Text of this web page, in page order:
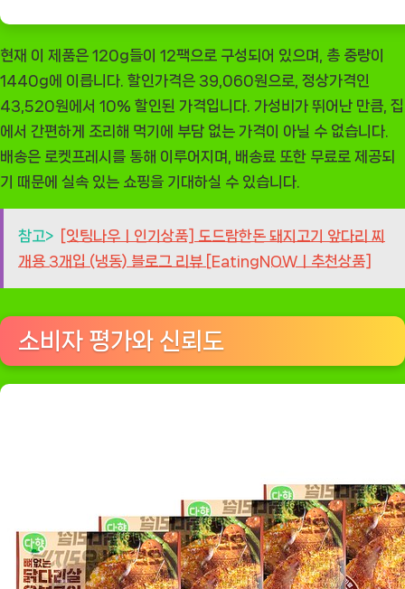
현재 이 제품은 120g들이 12팩으로 구성되어 있으며, 총 중량이
1440g에 이릅니다. 할인가격은 39,060원으로, 정상가격인
43,520원에서 10% 할인된 가격입니다. 가성비가 뛰어난 만큼, 집
에서 간편하게 조리해 먹기에 부담 없는 가격이 아닐 수 없습니다.
배송은 로켓프레시를 통해 이루어지며, 배송료 또한 무료로 제공되
기 때문에 실속 있는 쇼핑을 기대하실 수 있습니다.
참고> [잇팅나우ㅣ인기상품] 도드람한돈 돼지고기 앞다리 찌
개용 3개입 (냉동) 블로그 리뷰 [EatingNOWㅣ추천상품]
소비자 평가와 신뢰도